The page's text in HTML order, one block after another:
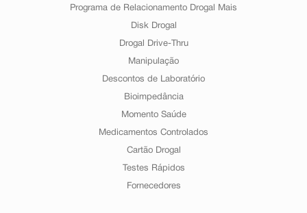
Programa de Relacionamento Drogal Mais
Disk Drogal
Drogal Drive-Thru
Manipulação
Descontos de Laboratório
Bioimpedância
Momento Saúde
Medicamentos Controlados
Cartão Drogal
Testes Rápidos
Fornecedores